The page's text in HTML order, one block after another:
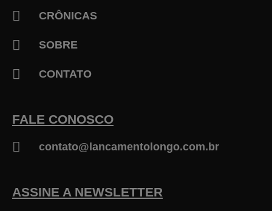
CRÔNICAS
SOBRE
CONTATO
FALE CONOSCO
contato@lancamentolongo.com.br
ASSINE A NEWSLETTER